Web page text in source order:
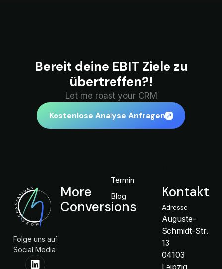
Bereit deine EBIT Ziele zu
übertreffen?!
Let me roast your CRM
Kostenlose Analyse Anfragen
Kontakt
Adresse
Auguste-
Schmidt-Str.
13
04103
Leipzig
Termin
Blog
More
Conversions
Folge uns auf
Social Media: